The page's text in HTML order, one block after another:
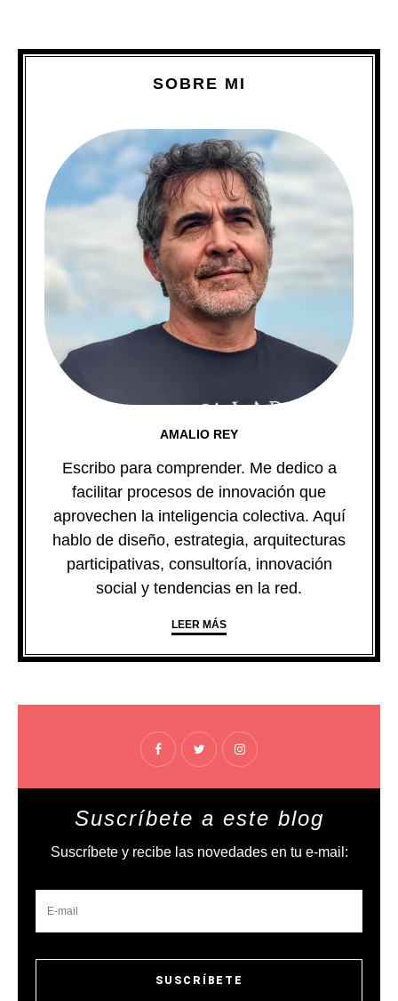
SOBRE MI
AMALIO REY
Escribo para comprender. Me dedico a
facilitar procesos de innovación que
aprovechen la inteligencia colectiva. Aquí
hablo de diseño, estrategia, arquitecturas
participativas, consultoría, innovación
social y tendencias en la red.
LEER MÁS
Suscríbete a este blog
Suscríbete y recibe las novedades en tu e-mail: